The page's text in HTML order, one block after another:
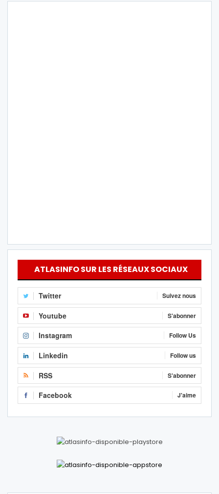
ATLASINFO SUR LES RÉSEAUX SOCIAUX
Twitter Suivez nous
Youtube S'abonner
Instagram Follow Us
Linkedin Follow us
RSS S'abonner
Facebook J'aime